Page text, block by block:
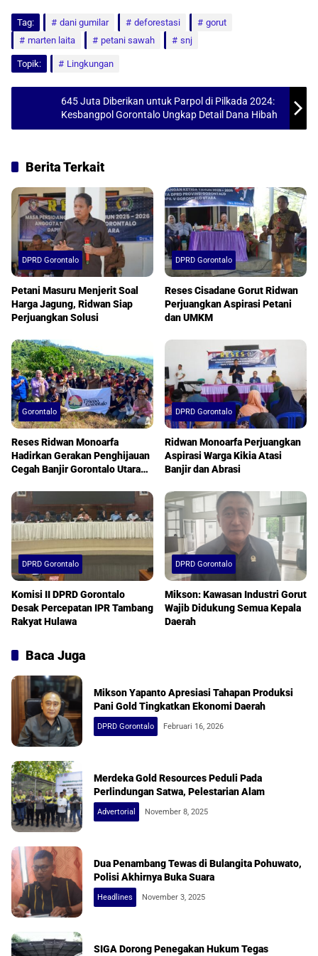
t
s
A
p
c
e
b
o
o
k
a
l
r
Tag: dani gumilar deforestasi
gorut
marten laita
petani sawah snj
Topik: Lingkungan
645 Juta Diberikan untuk Parpol di Pilkada 2024:
Kesbangpol Gorontalo Ungkap Detail Dana Hibah
Berita Terkait
DPRD Gorontalo
Petani Masuru Menjerit Soal
Harga Jagung, Ridwan Siap
Perjuangkan Solusi
DPRD Gorontalo
Reses Cisadane Gorut Ridwan
Perjuangkan Aspirasi Petani
dan UMKM
Gorontalo
Reses Ridwan Monoarfa
Hadirkan Gerakan Penghijauan
Cegah Banjir Gorontalo Utara
DPRD Gorontalo
Ridwan Monoarfa Perjuangkan
Aspirasi Warga Kikia Atasi
Banjir dan Abrasi
DPRD Gorontalo
Komisi II DPRD Gorontalo
Desak Percepatan IPR Tambang
Rakyat Hulawa
DPRD Gorontalo
Mikson: Kawasan Industri Gorut
Wajib Didukung Semua Kepala
Daerah
Baca Juga
Mikson Yapanto Apresiasi Tahapan Produksi
Pani Gold Tingkatkan Ekonomi Daerah
DPRD Gorontalo Februari 16, 2026
Merdeka Gold Resources Peduli Pada
Perlindungan Satwa, Pelestarian Alam
Advertorial November 8, 2025
Dua Penambang Tewas di Bulangita Pohuwato,
Polisi Akhirnya Buka Suara
Headlines November 3, 2025
SIGA Dorong Penegakan Hukum Tegas